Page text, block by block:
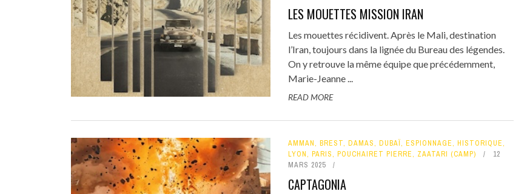
LES MOUETTES MISSION IRAN
Les mouettes récidivent. Après le Mali, destination
l’Iran, toujours dans la lignée du Bureau des légendes.
On y retrouve la même équipe que précédemment,
Marie-Jeanne ...
READ MORE
AMMAN, BREST, DAMAS, DUBAÏ, ESPIONNAGE, HISTORIQUE,
LYON, PARIS, POUCHAIRET PIERRE, ZAATARI (CAMP)
12
MARS 2025
CAPTAGONIA